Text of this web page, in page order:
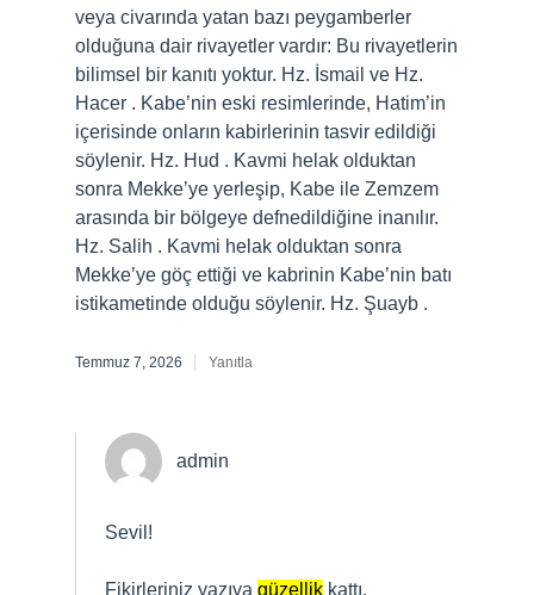
veya civarında yatan bazı peygamberler
olduğuna dair rivayetler vardır: Bu rivayetlerin
bilimsel bir kanıtı yoktur. Hz. İsmail ve Hz.
Hacer . Kabe’nin eski resimlerinde, Hatim’in
içerisinde onların kabirlerinin tasvir edildiği
söylenir. Hz. Hud . Kavmi helak olduktan
sonra Mekke’ye yerleşip, Kabe ile Zemzem
arasında bir bölgeye defnedildiğine inanılır.
Hz. Salih . Kavmi helak olduktan sonra
Mekke’ye göç ettiği ve kabrinin Kabe’nin batı
istikametinde olduğu söylenir. Hz. Şuayb .
Temmuz 7, 2026 Yanıtla
admin
Sevil!
Fikirleriniz yazıya güzellik kattı.